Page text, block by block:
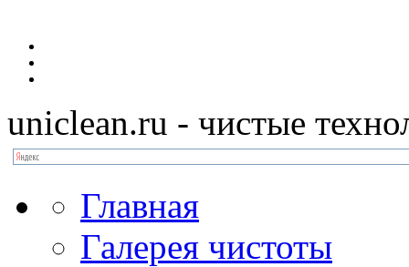
uniclean.ru - чистые
Главная
Галерея чистоты